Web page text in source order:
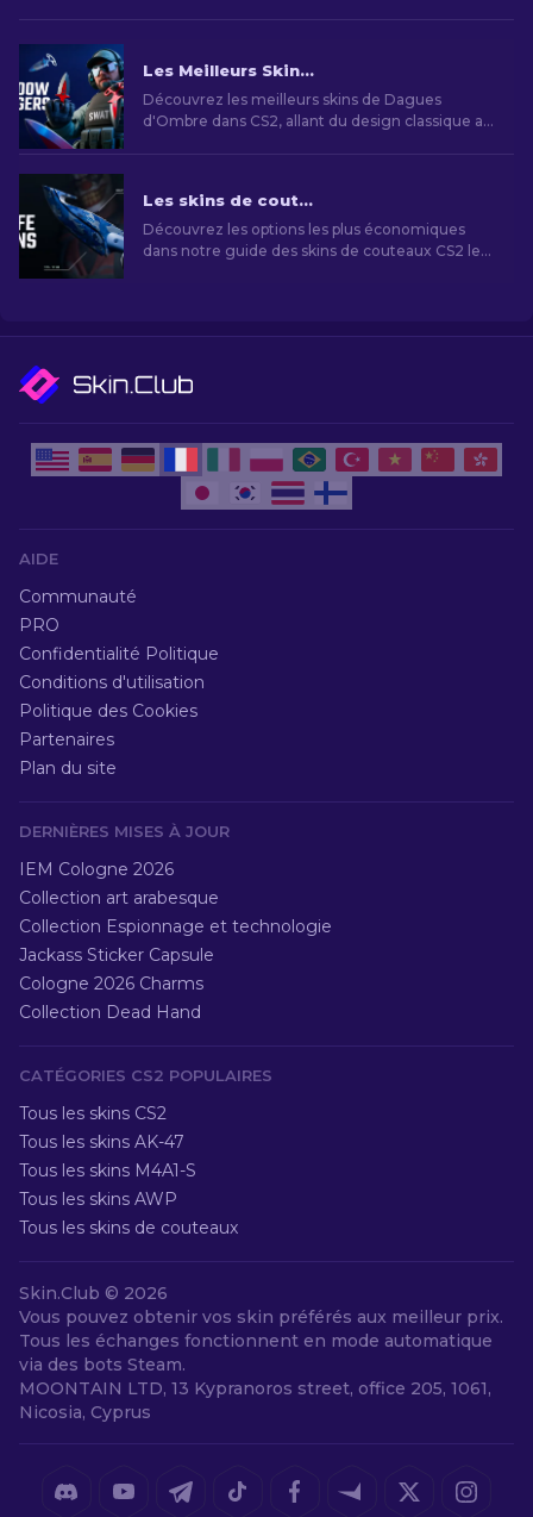
Les Meilleurs Skins de Dagues d'Ombre dans CS2
Découvrez les meilleurs skins de Dagues
d'Ombre dans CS2, allant du design classique au
Les skins de couteaux CS2 les moins chers [2026]
Découvrez les options les plus économiques
dans notre guide des skins de couteaux CS2 les
AIDE
Communauté
PRO
Confidentialité Politique
Conditions d'utilisation
Politique des Cookies
Partenaires
Plan du site
DERNIÈRES MISES À JOUR
IEM Cologne 2026
Collection art arabesque
Collection Espionnage et technologie
Jackass Sticker Capsule
Cologne 2026 Charms
Collection Dead Hand
CATÉGORIES CS2 POPULAIRES
Tous les skins CS2
Tous les skins AK-47
Tous les skins M4A1-S
Tous les skins AWP
Tous les skins de couteaux
Skin.Club © 2026
Vous pouvez obtenir vos skin préférés aux meilleur prix.
Tous les échanges fonctionnent en mode automatique
via des bots Steam.
MOONTAIN LTD, 13 Kypranoros street, office 205, 1061,
Nicosia, Cyprus